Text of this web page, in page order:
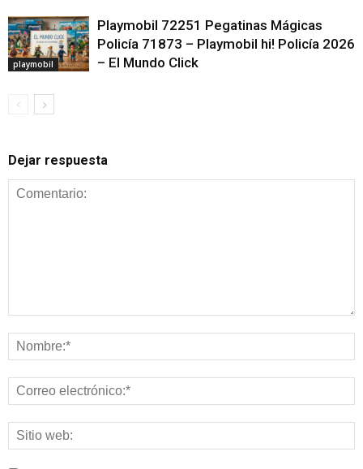
playmobil
Playmobil 72251 Pegatinas Mágicas
Policía 71873 – Playmobil hi! Policía 2026
– El Mundo Click
Dejar respuesta